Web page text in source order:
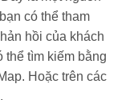
có thể tham
hồi của khách
thể tìm kiếm bằng
Hoặc trên các